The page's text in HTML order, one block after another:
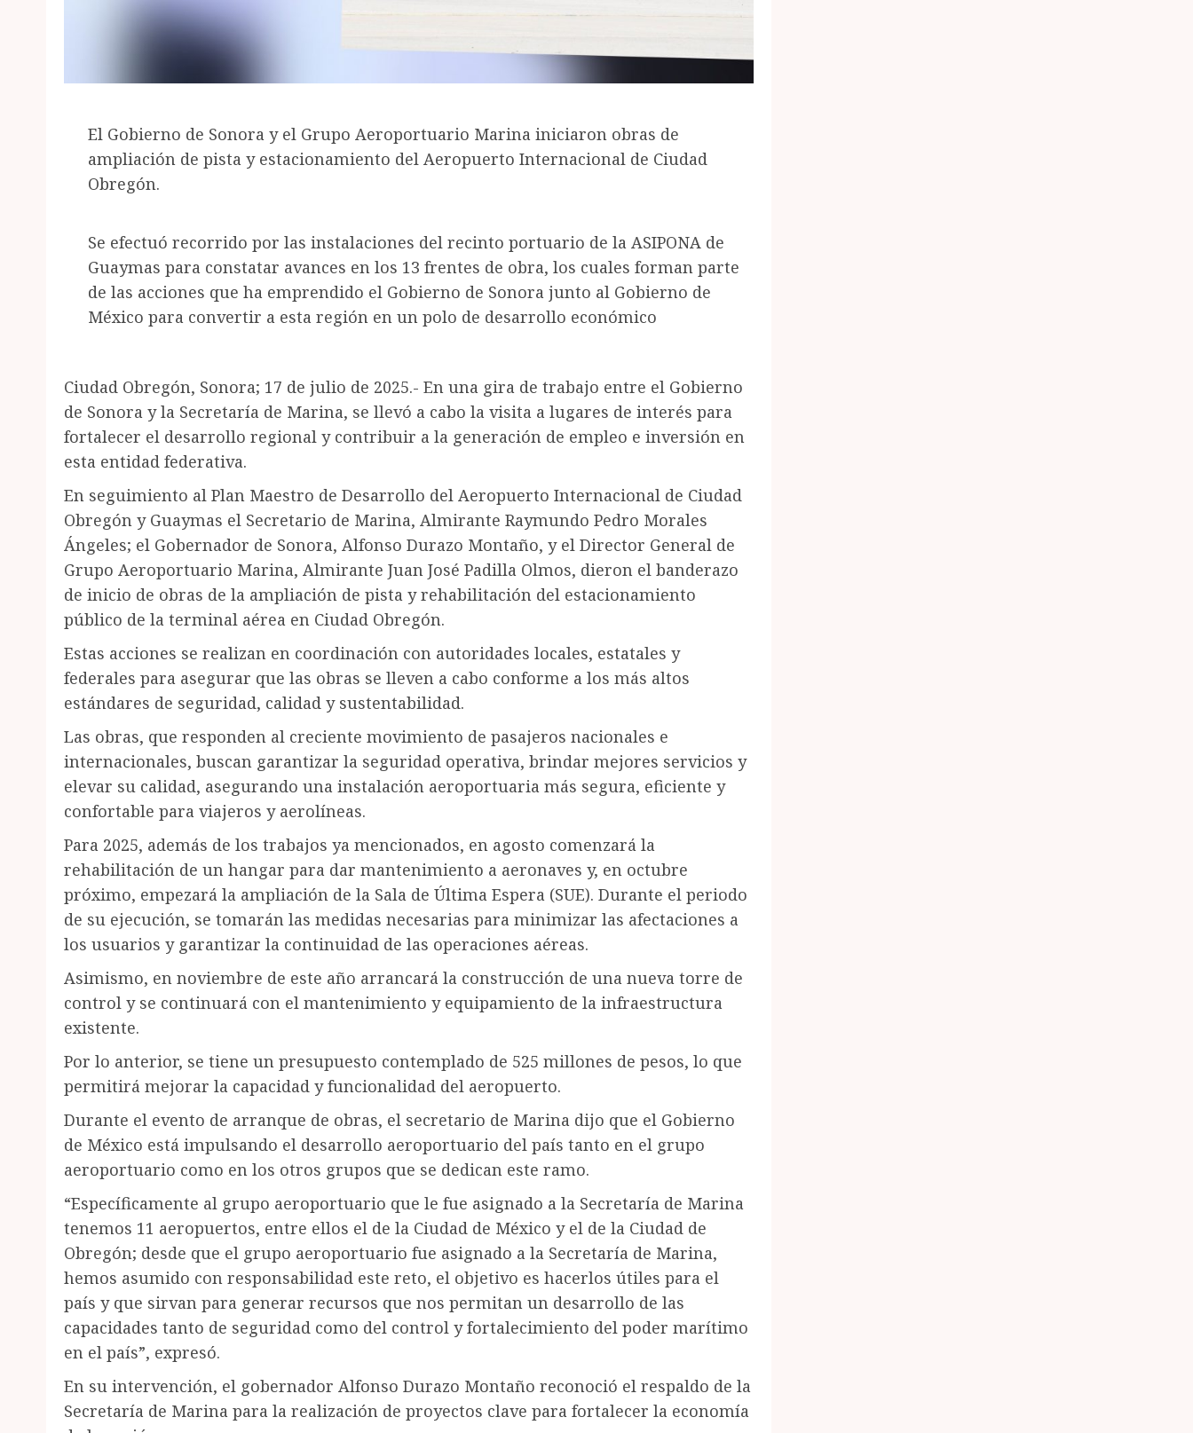
El Gobierno de Sonora y el Grupo Aeroportuario Marina iniciaron obras de
ampliación de pista y estacionamiento del Aeropuerto Internacional de Ciudad
Obregón.
Se efectuó recorrido por las instalaciones del recinto portuario de la ASIPONA de
Guaymas para constatar avances en los 13 frentes de obra, los cuales forman parte
de las acciones que ha emprendido el Gobierno de Sonora junto al Gobierno de
México para convertir a esta región en un polo de desarrollo económico
Ciudad Obregón, Sonora; 17 de julio de 2025.- En una gira de trabajo entre el Gobierno
de Sonora y la Secretaría de Marina, se llevó a cabo la visita a lugares de interés para
fortalecer el desarrollo regional y contribuir a la generación de empleo e inversión en
esta entidad federativa.
En seguimiento al Plan Maestro de Desarrollo del Aeropuerto Internacional de Ciudad
Obregón y Guaymas el Secretario de Marina, Almirante Raymundo Pedro Morales
Ángeles; el Gobernador de Sonora, Alfonso Durazo Montaño, y el Director General de
Grupo Aeroportuario Marina, Almirante Juan José Padilla Olmos, dieron el banderazo
de inicio de obras de la ampliación de pista y rehabilitación del estacionamiento
público de la terminal aérea en Ciudad Obregón.
Estas acciones se realizan en coordinación con autoridades locales, estatales y
federales para asegurar que las obras se lleven a cabo conforme a los más altos
estándares de seguridad, calidad y sustentabilidad.
Las obras, que responden al creciente movimiento de pasajeros nacionales e
internacionales, buscan garantizar la seguridad operativa, brindar mejores servicios y
elevar su calidad, asegurando una instalación aeroportuaria más segura, eficiente y
confortable para viajeros y aerolíneas.
Para 2025, además de los trabajos ya mencionados, en agosto comenzará la
rehabilitación de un hangar para dar mantenimiento a aeronaves y, en octubre
próximo, empezará la ampliación de la Sala de Última Espera (SUE). Durante el periodo
de su ejecución, se tomarán las medidas necesarias para minimizar las afectaciones a
los usuarios y garantizar la continuidad de las operaciones aéreas.
Asimismo, en noviembre de este año arrancará la construcción de una nueva torre de
control y se continuará con el mantenimiento y equipamiento de la infraestructura
existente.
Por lo anterior, se tiene un presupuesto contemplado de 525 millones de pesos, lo que
permitirá mejorar la capacidad y funcionalidad del aeropuerto.
Durante el evento de arranque de obras, el secretario de Marina dijo que el Gobierno
de México está impulsando el desarrollo aeroportuario del país tanto en el grupo
aeroportuario como en los otros grupos que se dedican este ramo.
“Específicamente al grupo aeroportuario que le fue asignado a la Secretaría de Marina
tenemos 11 aeropuertos, entre ellos el de la Ciudad de México y el de la Ciudad de
Obregón; desde que el grupo aeroportuario fue asignado a la Secretaría de Marina,
hemos asumido con responsabilidad este reto, el objetivo es hacerlos útiles para el
país y que sirvan para generar recursos que nos permitan un desarrollo de las
capacidades tanto de seguridad como del control y fortalecimiento del poder marítimo
en el país”, expresó.
En su intervención, el gobernador Alfonso Durazo Montaño reconoció el respaldo de la
Secretaría de Marina para la realización de proyectos clave para fortalecer la economía